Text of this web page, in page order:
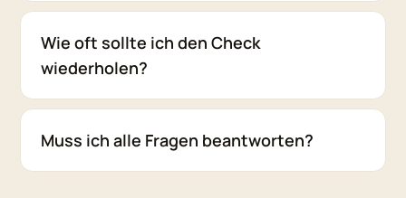
Wie oft sollte ich den Check
wiederholen?
Muss ich alle Fragen beantworten?